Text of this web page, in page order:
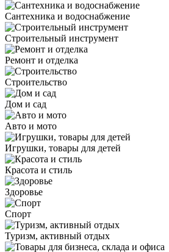
Сантехника и водоснабжение
Строительный инструмент
Ремонт и отделка
Строительство
Дом и сад
Авто и мото
Игрушки, товары для детей
Красота и стиль
Здоровье
Спорт
Туризм, активный отдых